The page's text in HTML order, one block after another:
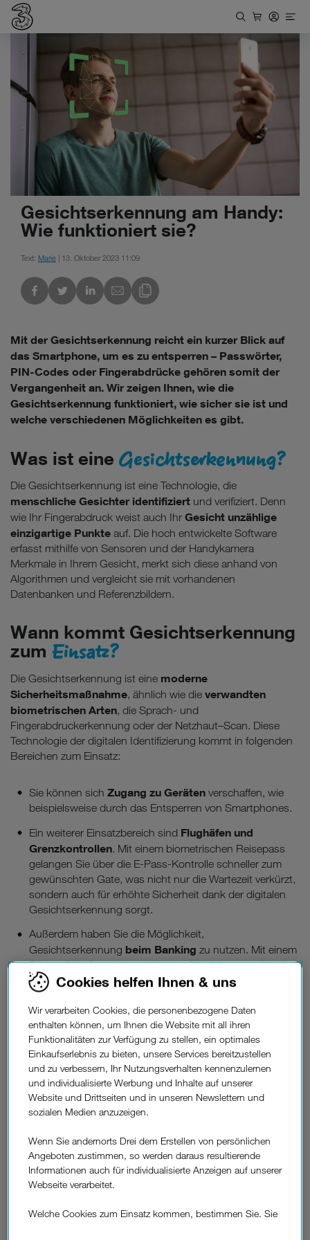
Gesichtserkennung am Handy:
Wie funktioniert sie?
Text: Marie | 13. Oktober 2023 11:09
Link des Blogs kopieren
Mit der Gesichtserkennung reicht ein kurzer Blick auf
das Smartphone, um es zu entsperren – Passwörter,
PIN-Codes oder Fingerabdrücke gehören somit der
Vergangenheit an. Wir zeigen Ihnen, wie die
Gesichtserkennung funktioniert, wie sicher sie ist und
welche verschiedenen Möglichkeiten es gibt.
Was ist eine Gesichtserkennung?
Die Gesichtserkennung ist eine Technologie, die
menschliche Gesichter identifiziert und verifiziert. Denn
wie Ihr Fingerabdruck weist auch Ihr Gesicht unzählige
einzigartige Punkte auf. Die hoch entwickelte Software
erfasst mithilfe von Sensoren und der Handykamera
Merkmale in Ihrem Gesicht, merkt sich diese anhand von
Algorithmen und vergleicht sie mit vorhandenen
Datenbanken und Referenzbildern.
Wann kommt Gesichtserkennung
zum Einsatz?
Die Gesichtserkennung ist eine moderne
Sicherheitsmaßnahme, ähnlich wie die verwandten
biometrischen Arten, die Sprach- und
Fingerabdruckerkennung oder der Netzhaut–Scan. Diese
Technologie der digitalen Identifizierung kommt in folgenden
Bereichen zum Einsatz:
Sie können sich Zugang zu Geräten verschaffen, wie
beispielsweise durch das Entsperren von Smartphones.
Ein weiterer Einsatzbereich sind Flughäfen und
Grenzkontrollen. Mit einem biometrischen Reisepass
gelangen Sie über die E-Pass-Kontrolle schneller zum
gewünschten Gate, was nicht nur die Wartezeit verkürzt,
sondern auch für erhöhte Sicherheit dank der digitalen
Gesichtserkennung sorgt.
Außerdem haben Sie die Möglichkeit,
Gesichtserkennung beim Banking zu nutzen. Mit einem
Blick auf Ihr Smartphone können Sie nicht nur online Ihre
Bankgeschäfte durchführen, sondern damit auch das
Eintippen von Passwörtern umgehen. Auch praktisch
dank Gesichtserkennung: das Bezahlen mittels Handy
am Bezahl-Terminal. Wie Sie die Bezahlfunktion auf Ihrem
Smartphone einrichten, zeigen wir Ihnen in diesem
Blogbeitrag.
Vor allemApps , bei denen es umsensible Daten geht,
verfügen mittlerweile häufig über Gesichtserkennung. Also
oder PayPal. Aber auch Notizen-Apps, Anwendungen für
Passwortmanager sowie für Messenger-Dienste sind
ebenfalls mit Gesichtserkennung ausgestattet.
Cookies helfen Ihnen & uns
Wir verarbeiten Cookies, die personenbezogene Daten
enthalten können, um Ihnen die Website mit all ihren
Funktionalitäten zur Verfügung zu stellen, ein optimales
Einkaufserlebnis zu bieten, unsere Services bereitzustellen
und zu verbessern, Ihr Nutzungsverhalten kennenzulernen
und individualisierte Werbung und Inhalte auf unserer
Website und Drittseiten und in unseren Newslettern und
sozialen Medien anzuzeigen.
Wenn Sie andernorts Drei dem Erstellen von persönlichen
Angeboten zustimmen, so werden daraus resultierende
Informationen auch für individualisierte Anzeigen auf unserer
Webseite verarbeitet.
Welche Cookies zum Einsatz kommen, bestimmen Sie. Sie